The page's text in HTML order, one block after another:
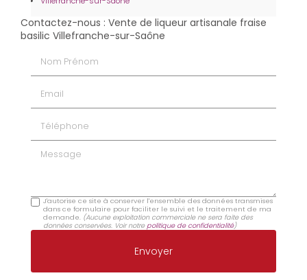
Contactez-nous : Vente de liqueur artisanale fraise
basilic Villefranche-sur-Saône
Message
J'autorise ce site à conserver l'ensemble des données transmises
dans ce formulaire pour faciliter le suivi et le traitement de ma
demande. (Aucune exploitation commerciale ne sera faite des
données conservées. Voir notrepolitique de confidentialité)